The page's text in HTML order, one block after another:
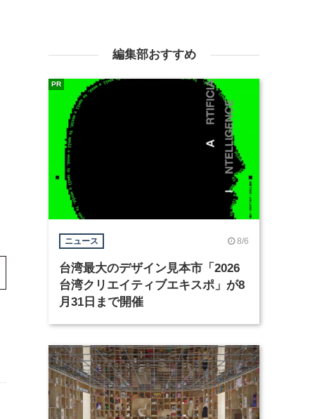
編集部おすすめ
ニュース 8/6
台湾最大のデザイン見本市「2026
台湾クリエイティブエキスポ」が8
月31日まで開催
PR